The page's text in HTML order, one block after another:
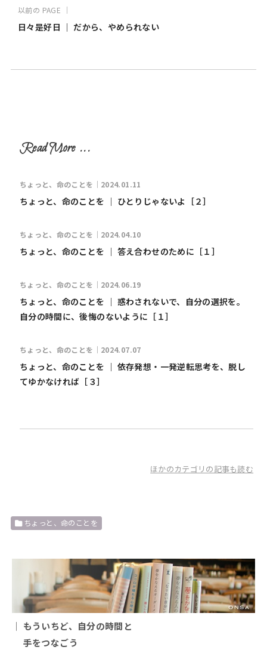
以前の PAGE ｜
日々是好日 ｜ だから、やめられない
ちょっと、命のことを｜2024.01.11
ちょっと、命のことを ｜ ひとりじゃないよ［２］
ちょっと、命のことを｜2024.04.10
ちょっと、命のことを ｜ 答え合わせのために［１］
ちょっと、命のことを｜2024.06.19
ちょっと、命のことを ｜ 惑わされないで、自分の選択を。
自分の時間に、後悔のないように［１］
ちょっと、命のことを｜2024.07.07
ちょっと、命のことを ｜ 依存発想・一発逆転思考を、脱し
てゆかなければ［３］
ほかのカテゴリの記事も読む
ちょっと、命のことを
｜ もういちど、自分の時間と
手をつなごう